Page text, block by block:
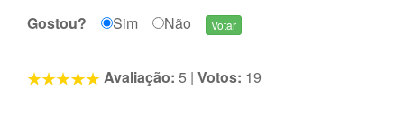
Gostou? Sim Não
Avaliação: 5 | Votos: 19